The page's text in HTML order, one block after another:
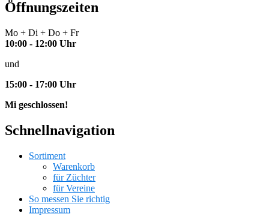
Öffnungszeiten
Mo + Di + Do + Fr
10:00 - 12:00 Uhr
und
15:00 - 17:00 Uhr
Mi geschlossen!
Schnellnavigation
Sortiment
Warenkorb
für Züchter
für Vereine
So messen Sie richtig
Impressum